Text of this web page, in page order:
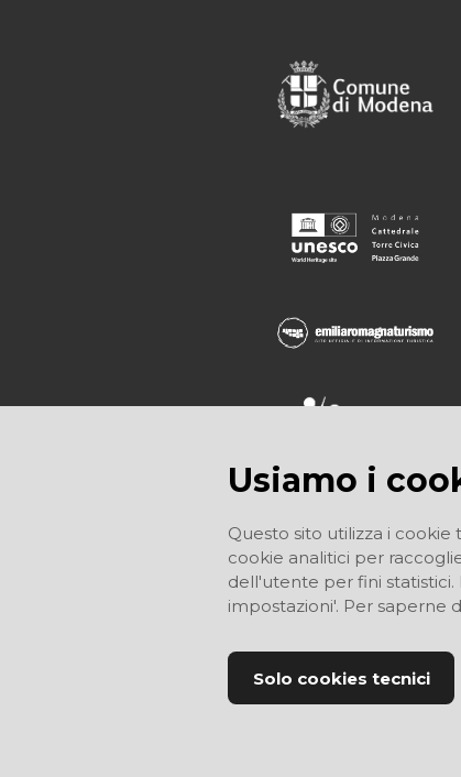
Sito Ufficiale di Informazione
Usiamo i
Questo sito utilizza i cookie
cookie analitici per
dell'utente per fini
impostazioni'. Per saperne
Solo cookies tecnici